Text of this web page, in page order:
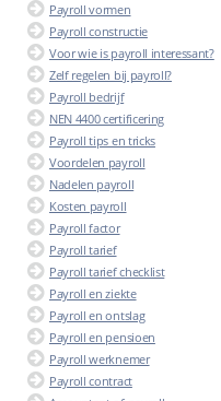
Payroll vormen
Payroll constructie
Voor wie is payroll interessant?
Zelf regelen bij payroll?
Payroll bedrijf
NEN 4400 certificering
Payroll tips en tricks
Voordelen payroll
Nadelen payroll
Kosten payroll
Payroll factor
Payroll tarief
Payroll tarief checklist
Payroll en ziekte
Payroll en ontslag
Payroll en pensioen
Payroll werknemer
Payroll contract